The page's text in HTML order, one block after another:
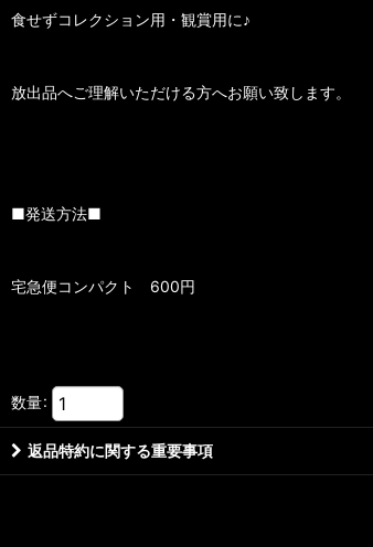
食せずコレクション用・観賞用に♪
放出品へご理解いただける方へお願い致します。
■発送方法■
宅急便コンパクト 600円
数量:
返品特約に関する重要事項